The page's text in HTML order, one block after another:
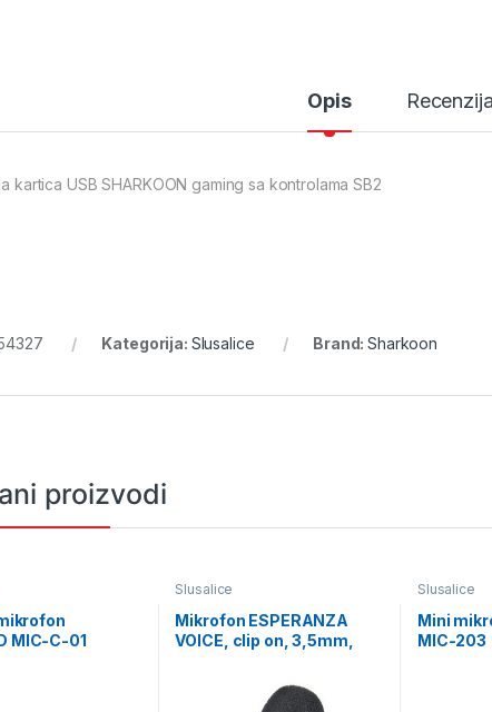
Opis Recenzija
kartica USB SHARKOON gaming sa kontrolama SB2
Kategorija: Slusalice Brand:Sharkoon
proizvodi
MIC-C-01
Slusalice
Mikrofon ESPERANZA
VOICE, clip on, 3,5mm,
Slusalice
Mini
MIC-203